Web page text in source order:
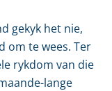
gekyk het nie,
om te wees. Ter
rykdom van die
lange